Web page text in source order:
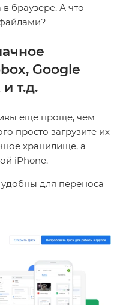
браузере. А что
Google
т.д.
еще проще, чем
просто загрузите их
хранилище, а
iPhone.
для переноса